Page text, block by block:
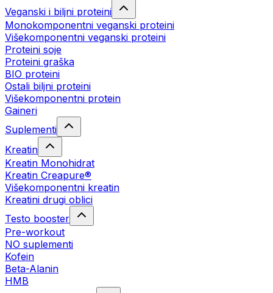
Veganski i biljni proteini
Monokomponentni veganski proteini
Višekomponentni veganski proteini
Proteini soje
Proteini graška
BIO proteini
Ostali biljni proteini
Višekomponentni protein
Gaineri
Suplementi
Kreatin
Kreatin Monohidrat
Kreatin Creapure®
Višekomponentni kreatin
Kreatini drugi oblici
Testo booster
Pre-workout
NO suplementi
Kofein
Beta-Alanin
HMB